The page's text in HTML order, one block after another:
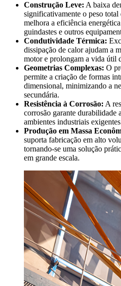
Construção Leve: A baixa
significativamente o peso total
melhora a eficiência
guindastes e outros
Condutividade Térmica:
dissipação de calor ajudam a
motor e prolongam a vida útil
Geometrias Complexas: O
permite a criação de formas
dimensional, minimizando a
secundária.
Resistência à Corrosão: A
corrosão garante durabilidade
ambientes industriais
Produção em Massa
suporta fabricação em alto
tornando-se uma solução
em grande escala.